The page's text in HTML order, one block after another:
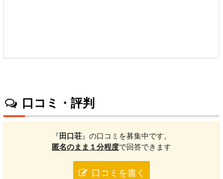
口コミ・評判
『田口荘 』の口コミを募集中です。
匿名のまま１分程度で回答できます
口コミを書く